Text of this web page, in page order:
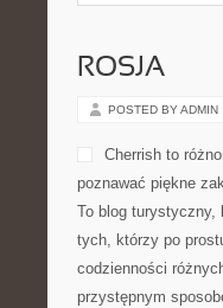
ROSJA
POSTED BY ADMIN
Cherrish to
poznawać piękne
To blog turystyczny,
tych, którzy po
codzienności
przystępnym